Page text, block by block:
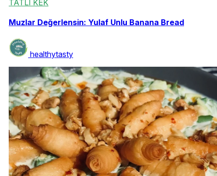
TATLI KEK
Muzlar Değerlensin: Yulaf Unlu Banana Bread
healthytasty